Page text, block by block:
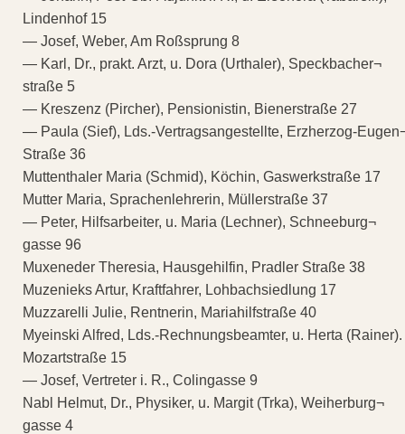
Lindenhof 15
— Josef, Weber, Am Roßsprung 8
— Karl, Dr., prakt. Arzt, u. Dora (Urthaler), Speckbacher¬
straße 5
— Kreszenz (Pircher), Pensionistin, Bienerstraße 27
— Paula (Sief), Lds.-Vertragsangestellte, Erzherzog-
Straße 36
Muttenthaler Maria (Schmid), Köchin, Gaswerkstraße 17
Mutter Maria, Sprachenlehrerin, Müllerstraße 37
— Peter, Hilfsarbeiter, u. Maria (Lechner), Schneeburg¬
gasse 96
Muxeneder Theresia, Hausgehilfin, Pradler Straße 38
Muzenieks Artur, Kraftfahrer, Lohbachsiedlung 17
Muzzarelli Julie, Rentnerin, Mariahilfstraße 40
Myeinski Alfred, Lds.-Rechnungsbeamter, u. Herta (Rainer).
Mozartstraße 15
— Josef, Vertreter i. R., Colingasse 9
Nabl Helmut, Dr., Physiker, u. Margit (Trka), Weiherburg¬
gasse 4